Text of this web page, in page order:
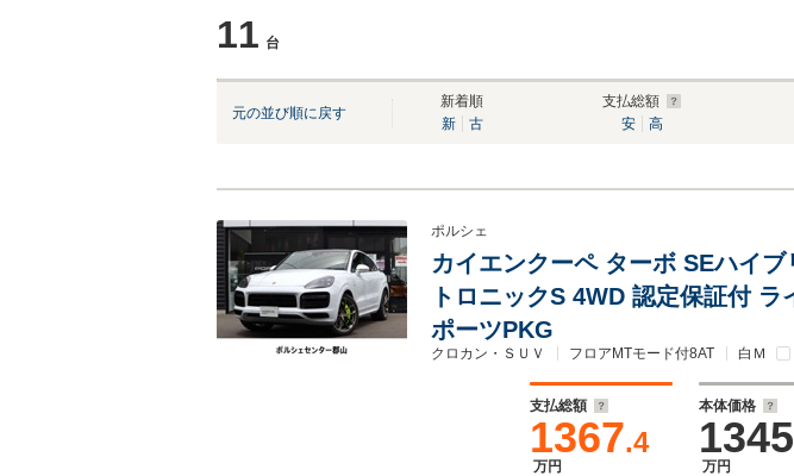
11 台
元の並び順に戻す
新着順
新
古
支払総額
安
高
ポルシェ
カイエンクーペ ターボ SEハイ
トロニックS 4WD 認定保証付 ラ
ポーツPKG
クロカン・ＳＵＶ フロアMTモード付8AT 白Ｍ
支払総額
1367.4
万円
本体価格
1345
万円